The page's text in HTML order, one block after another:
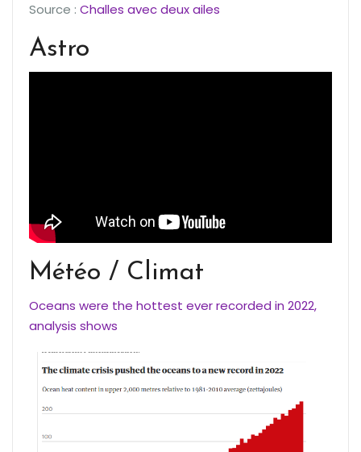
Source : Challes avec deux ailes
Astro
Météo / Climat
Oceans were the hottest ever recorded in 2022,
analysis shows